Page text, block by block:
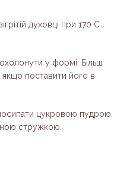
духовці при 170 С
у формі. Більш
поставити його в
цукровою пудрою,
стружкою.